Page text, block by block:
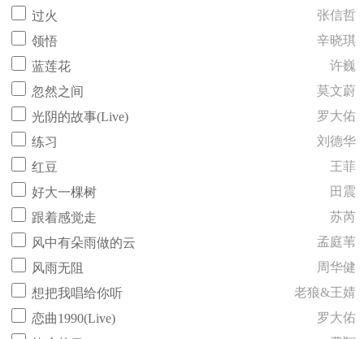
过火
张信哲
领悟
辛晓琪
蓝莲花
许巍
忽然之间
莫文蔚
光阴的故事(Live)
罗大佑
练习
刘德华
红豆
王菲
好大一棵树
田震
跟着感觉走
苏芮
风中有朵雨做的云
孟庭苇
风雨无阻
周华健
想把我唱给你听
老狼&王婧
恋曲1990(Live)
罗大佑